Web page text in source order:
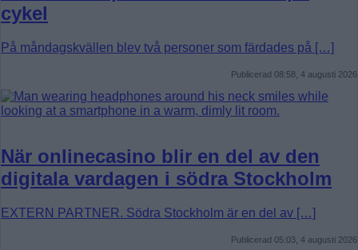
cykel
På måndagskvällen blev två personer som färdades på […]
Publicerad 08:58, 4 augusti 2026
När onlinecasino blir en del av den
digitala vardagen i södra Stockholm
EXTERN PARTNER. Södra Stockholm är en del av […]
Publicerad 05:03, 4 augusti 2026